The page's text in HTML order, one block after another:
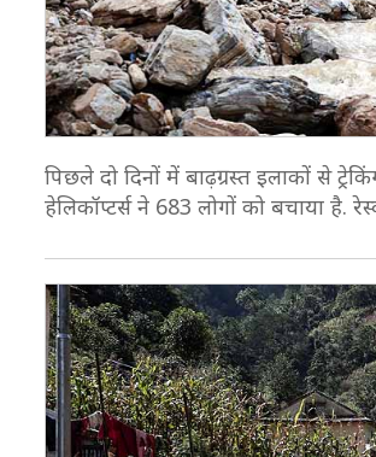
पिछले दो दिनों में बाढ़ग्रस्त इलाकों से
हेलिकॉप्टर्स ने 683 लोगों को बचाया है.